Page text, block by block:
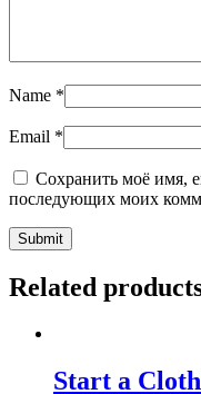
Name *
Email *
Сохранить моё имя,
последующих моих
Related
Start a